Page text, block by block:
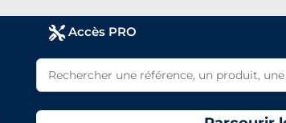
Accès PRO